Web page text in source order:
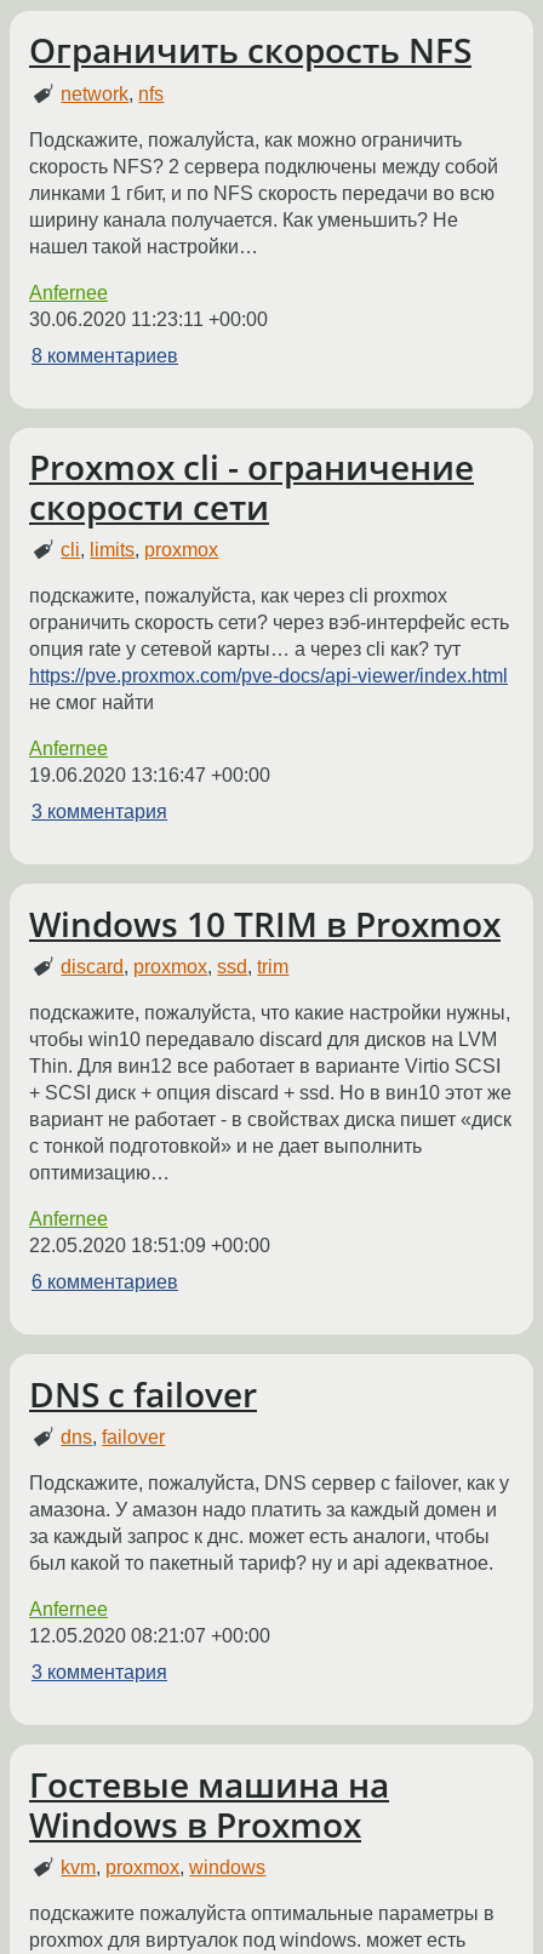
Ограничить скорость NFS
network, nfs
Подскажите, пожалуйста, как можно ограничить
скорость NFS? 2 сервера подключены между собой
линками 1 гбит, и по NFS скорость передачи во всю
ширину канала получается. Как уменьшить? Не
нашел такой настройки…
Anfernee
30.06.2020 11:23:11 +00:00
8 комментариев
Proxmox cli - ограничение
скорости сети
cli, limits, proxmox
подскажите, пожалуйста, как через cli proxmox
ограничить скорость сети? через вэб-интерфейс есть
опция rate у сетевой карты… а через cli как? тут
https://pve.proxmox.com/pve-docs/api-viewer/index.html
не смог найти
Anfernee
19.06.2020 13:16:47 +00:00
3 комментария
Windows 10 TRIM в Proxmox
discard, proxmox,ssd,trim
подскажите, пожалуйста, что какие настройки нужны,
чтобы win10 передавало discard для дисков на LVM
Thin. Для вин12 все работает в варианте Virtio SCSI
+ SCSI диск + опция discard + ssd. Но в вин10 этот же
вариант не работает - в свойствах диска пишет «диск
с тонкой подготовкой» и не дает выполнить
оптимизацию…
Anfernee
22.05.2020 18:51:09 +00:00
6 комментариев
DNS c failover
dns,failover
Подскажите, пожалуйста, DNS сервер с failover, как у
амазона. У амазон надо платить за каждый домен и
за каждый запрос к днс. может есть аналоги, чтобы
был какой то пакетный тариф? ну и api адекватное.
Anfernee
12.05.2020 08:21:07 +00:00
3 комментария
Гостевые машина на
Windows в Proxmox
kvm, proxmox,windows
подскажите пожалуйста оптимальные параметры в
proxmox для виртуалок под windows. может есть